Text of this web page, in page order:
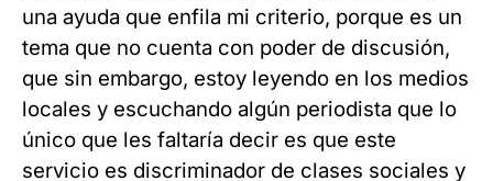
una ayuda que enfila mi criterio, porque es un
tema que no cuenta con poder de discusión,
que sin embargo, estoy leyendo en los medios
locales y escuchando algún periodista que lo
único que les faltaría decir es que este
servicio es discriminador de clases sociales y